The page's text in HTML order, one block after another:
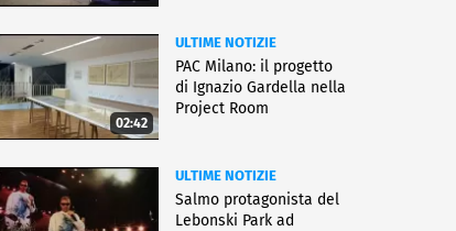
02:42
ULTIME NOTIZIE
PAC Milano: il progetto
di Ignazio Gardella nella
Project Room
ULTIME NOTIZIE
Salmo protagonista del
Lebonski Park ad